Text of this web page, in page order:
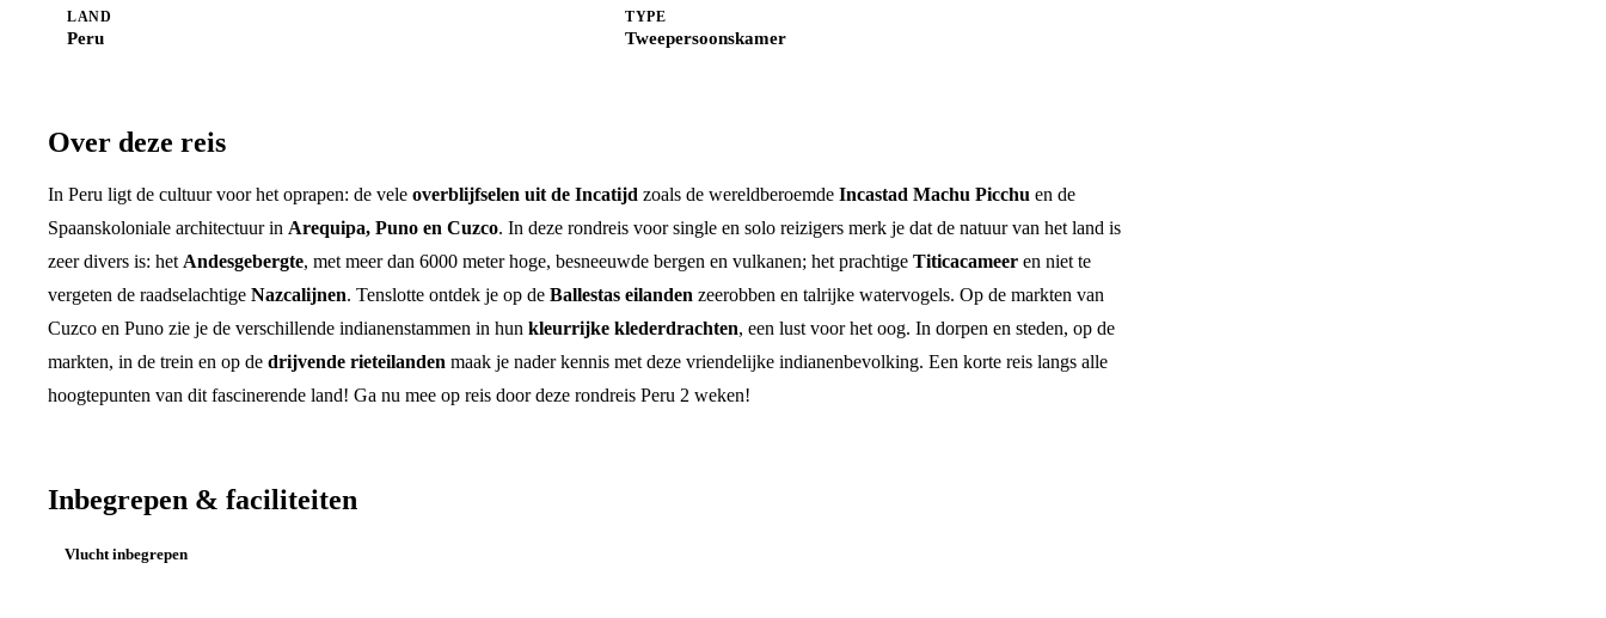
LAND
Peru
TYPE
Tweepersoonskamer
Over deze reis
In Peru ligt de cultuur voor het oprapen: de vele overblijfselen uit de Incatijd zoals de wereldberoemde Incastad Machu Picchu en de
Spaanskoloniale architectuur in Arequipa, Puno en Cuzco. In deze rondreis voor single en solo reizigers merk je dat de natuur van het land is
zeer divers is: hetAndesgebergte, met meer dan 6000 meter hoge, besneeuwde bergen en vulkanen; het prachtige Titicacameer en niet te
vergeten de raadselachtige Nazcalijnen. Tenslotte ontdek je op de Ballestas eilanden zeerobben en talrijke watervogels. Op de markten van
Cuzco en Puno zie je de verschillende indianenstammen in hun kleurrijke klederdrachten, een lust voor het oog. In dorpen en steden, op de
markten, in de trein en op de drijvende rieteilanden maak je nader kennis met deze vriendelijke indianenbevolking. Een korte reis langs alle
hoogtepunten van dit fascinerende land! Ga nu mee op reis door deze rondreis Peru 2 weken!
Inbegrepen & faciliteiten
Vlucht inbegrepen